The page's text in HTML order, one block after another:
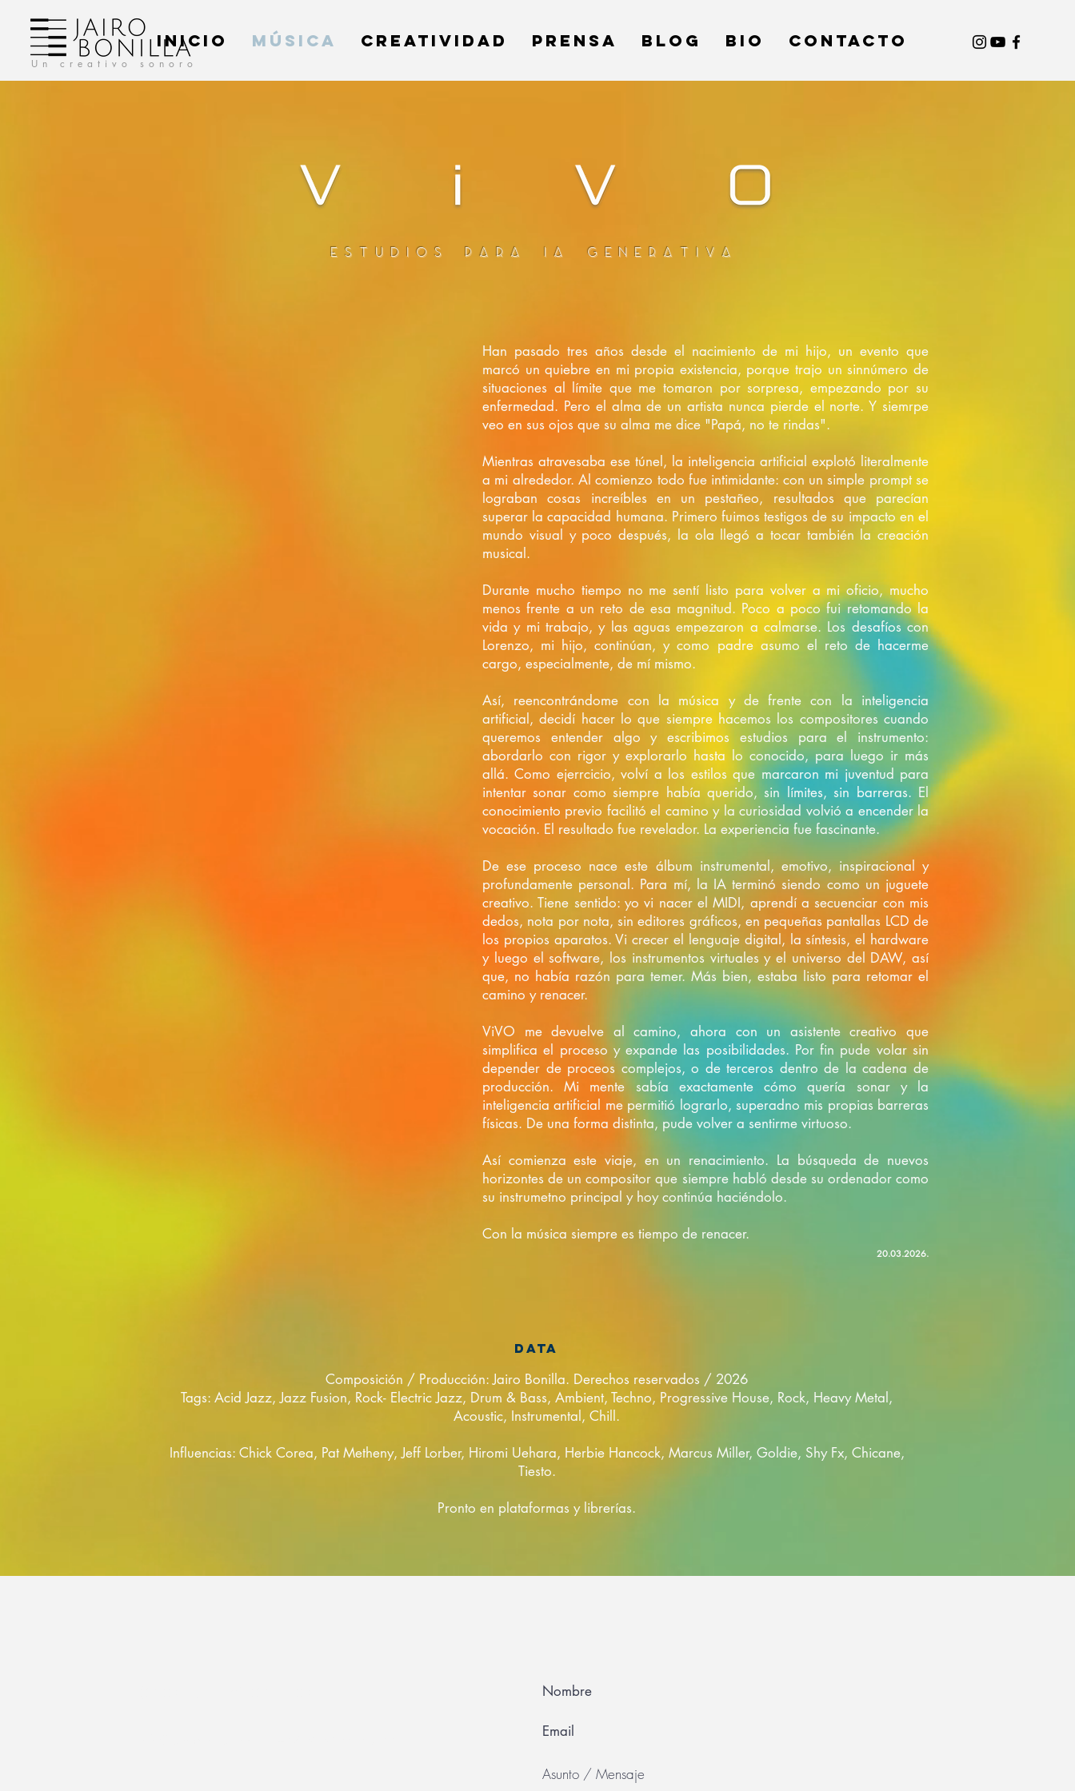
Un creativo sonoro
INICIO MÚSICA CREATIVIDAD PRENSA BLOG BIO Contacto
estudios para Ia generativa
Han pasado tres años desde el nacimiento de mi hijo, un evento que
marcó un quiebre en mi propia existencia, porque trajo un sinnúmero de
situaciones al límite que me tomaron por sorpresa, empezando por su
enfermedad. Pero el alma de un artista nunca pierde el norte. Y siemrpe
veo en sus ojos que su alma me dice "Papá, no te rindas".
Mientras atravesaba ese túnel, la inteligencia artificial explotó literalmente
a mi alrededor. Al comienzo todo fue intimidante: con un simple prompt se
lograban cosas increíbles en un pestañeo, resultados que parecían
superar la capacidad humana. Primero fuimos testigos de su impacto en el
mundo visual y poco después, la ola llegó a tocar también la creación
musical.
Durante mucho tiempo no me sentí listo para volver a mi oficio, mucho
menos frente a un reto de esa magnitud. Poco a poco fui retomando la
vida y mi trabajo, y las aguas empezaron a calmarse. Los desafíos con
Lorenzo, mi hijo, continúan, y como padre asumo el reto de hacerme
cargo, especialmente, de mí mismo.
Así, reencontrándome con la música y de frente con la inteligencia
artificial, decidí hacer lo que siempre hacemos los compositores cuando
queremos entender algo y escribimos estudios para el instrumento:
abordarlo con rigor y explorarlo hasta lo conocido, para luego ir más
allá.Como ejerrcicio, volví a los estilos que marcaron mi juventud para
intentar sonar como siempre había querido, sin límites, sin barreras. El
conocimiento previo facilitó el camino y la curiosidad volvió a encender la
vocación. El resultado fue revelador. La experiencia fue fascinante.
De ese proceso nace este álbum instrumental, emotivo, inspiracional y
profundamente personal. Para mí, la IA terminó siendo como un juguete
creativo. Tiene sentido: yo vi nacer el MIDI, aprendí a secuenciar con mis
dedos, nota por nota, sin editores gráficos, en pequeñas pantallas LCD de
los propios aparatos. Vi crecer el lenguaje digital, la síntesis, el hardware
y luego el software, los instrumentos virtuales y el universo del DAW, así
que, no había razón para temer. Más bien, estaba listo para retomar el
camino y renacer.
ViVO me devuelve al camino, ahora con un asistente creativo que
simplifica el proceso y expande las posibilidades. Por fin pude volar sin
depender de proceos complejos, o de terceros dentro de la cadena de
producción. Mi mente sabía exactamente cómo quería sonar y la
inteligencia artificial me permitió lograrlo, superadno mis propias barreras
físicas. De una forma distinta, pude volver a sentirme virtuoso.
Así comienza este viaje, en un renacimiento. La búsqueda de nuevos
horizontes de un compositor que siempre habló desde su ordenador como
su instrumetno principal y hoy continúa haciéndolo.
Con la música siempre es tiempo de renacer.
20.03.2026.
DATA
Composición / Producción: Jairo Bonilla. Derechos reservados / 2026
Tags: Acid Jazz, Jazz Fusion, Rock- Electric Jazz, Drum & Bass, Ambient, Techno, Progressive House, Rock, Heavy Metal,
Acoustic, Instrumental, Chill.
Influencias: Chick Corea, Pat Metheny, Jeff Lorber, Hiromi Uehara, Herbie Hancock, Marcus Miller, Goldie, Shy Fx, Chicane,
Tiesto.
Pronto en plataformas y librerías.